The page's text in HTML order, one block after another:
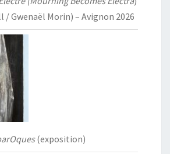
/ Gwenaël Morin) – Avignon 2026
(exposition)